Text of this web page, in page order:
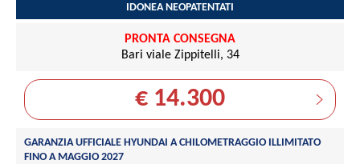
IDONEA NEOPATENTATI
PRONTA CONSEGNA
Bari viale Zippitelli, 34
€ 14.300
GARANZIA UFFICIALE HYUNDAI A CHILOMETRAGGIO ILLIMITATO
FINO A MAGGIO 2027